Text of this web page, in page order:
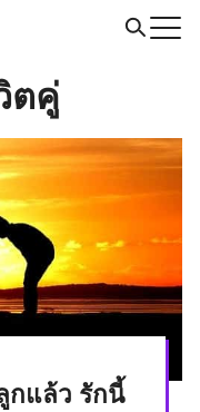
ตคู่
กแล้ว รักนี้